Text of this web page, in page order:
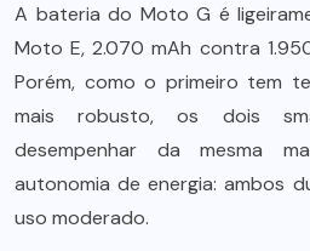
A bateria do Moto G é
Moto E, 2.070 mAh contra
Porém, como o primeiro tem
mais robusto, os dois
desempenhar da mesma
autonomia de energia: ambos
uso moderado.